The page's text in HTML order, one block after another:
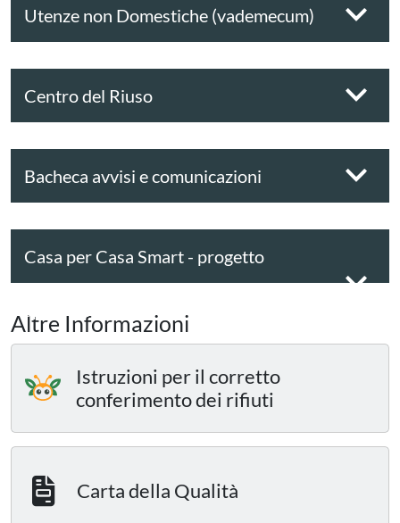
Utenze non Domestiche (vademecum)
Centro del Riuso
Bacheca avvisi e comunicazioni
Casa per Casa Smart - progetto
Altre Informazioni
Istruzioni per il corretto
conferimento dei rifiuti
Carta della Qualità